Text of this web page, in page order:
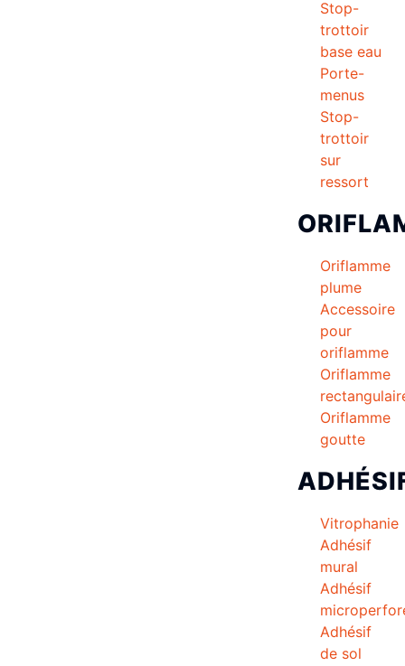
Stop-
trottoir
base eau
Porte-
menus
Stop-
trottoir
sur
ressort
Oriflamme
plume
Accessoire
pour
oriflamme
Oriflamme
Oriflamme
goutte
Vitrophanie
Adhésif
mural
Adhésif
Adhésif
de sol